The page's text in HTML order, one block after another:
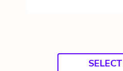
SELECT